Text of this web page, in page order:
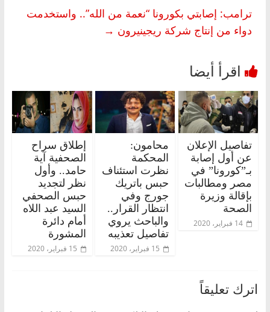
ترامب: إصابتي بكورونا “نعمة من الله”.. واستخدمت
دواء من إنتاج شركة ريجينيرون →
تفاصيل الإعلان
عن أول إصابة
بـ”كورونا” في
مصر ومطالبات
بإقالة وزيرة
الصحة
14 فبراير، 2020
محامون:
المحكمة
نظرت استئناف
حبس باتريك
جورج وفي
انتظار القرار..
والباحث يروي
تفاصيل تعذيبه
15 فبراير، 2020
إطلاق سراح
الصحفية آية
حامد.. وأول
نظر لتجديد
حبس الصحفي
السيد عبد اللاه
أمام دائرة
المشورة
15 فبراير، 2020
اترك تعليقاً